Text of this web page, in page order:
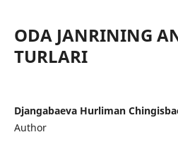
ODA JANRINING
TURLARI
Djangabaeva Hurliman
Author